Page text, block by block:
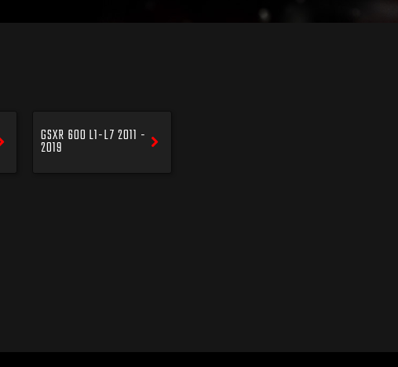
GSXR 600 L1-L7 2011 -
2019